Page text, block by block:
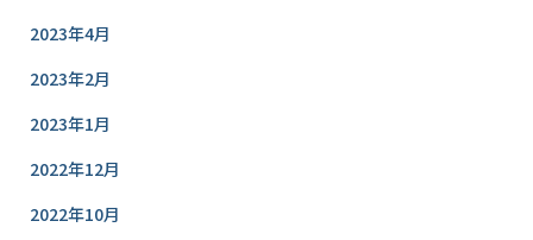
2023年4月
2023年2月
2023年1月
2022年12月
2022年10月